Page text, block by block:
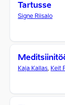
Tartusse
Signe Riisalo
Kaja Kallas, Keit